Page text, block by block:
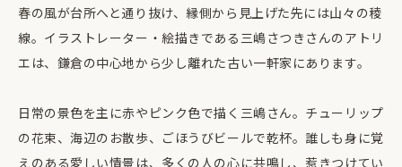
春の風が台所へと通り抜け、縁側から見上げた先には山々の稜
線。イラストレーター・絵描きである三嶋さつきさんのアトリ
エは、鎌倉の中心地から少し離れた古い一軒家にあります。
日常の景色を主に赤やピンク色で描く三嶋さん。チューリップ
の花束、海辺のお散歩、ごほうびビールで乾杯。誰しも身に覚
えのある愛しい情景は、多くの人の心に共鳴し、惹きつけてい